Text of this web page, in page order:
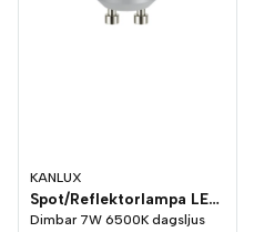
KANLUX
Spot/Reflektorlampa LED 495lm GU10 6500K Dim
Dimbar 7W 6500K dagsljus